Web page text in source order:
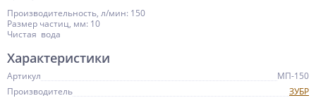
Производительность, л/мин: 150
Размер частиц, мм: 10
Чистая вода
Характеристики
Артикул
МП-150
Производитель
ЗУБР